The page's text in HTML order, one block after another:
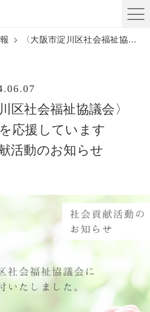
〈大阪市淀川区社会福祉協議会〉の支援活動を応援しています ｜ 社会貢献活動のお知らせ
区社会福祉協議会〉
応援しています
活動のお知らせ